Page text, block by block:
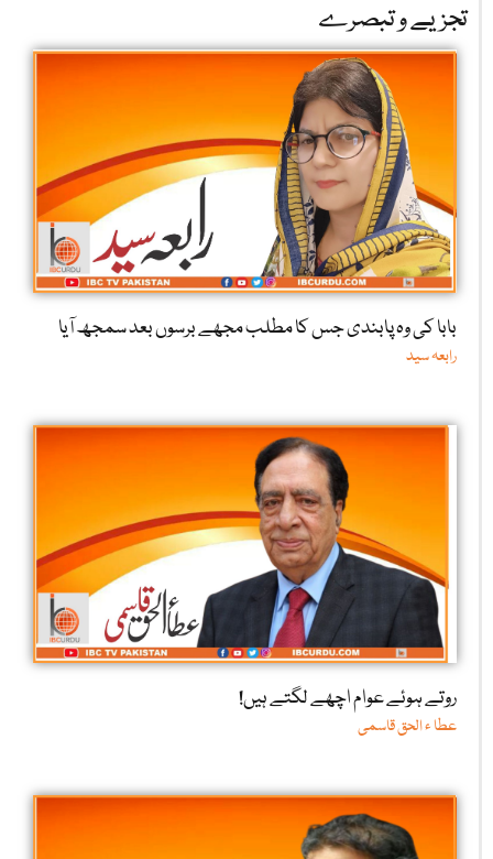
تجزیے و تبصرے
بابا کی وہ پابندی جس کا مطلب مجھے برسوں بعد سمجھ آیا
رابعہ سید
روتے ہوئے عوام اچھے لگتے ہیں!
عطا ء الحق قاسمی